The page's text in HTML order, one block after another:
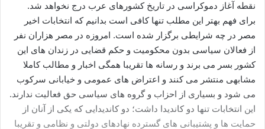
نقطه آغاز دموکراسی در تاریخ کشورهای عرب درج نخواهد شد.
برای فهم بهتر این مطلب تنها کافی است بدانیم که انتخابات اخیر
مصر در چه شرایطی برگزار شده است. امروزه در مصر هزاران نفر
از فعالان سیاسی بدون محکومیت و حکم قضایی در زندان های این
کشور بسر می برند و رسانه ها تقریبا همگی اخبار و مطالب کاملا
مشابهی منتشر می کنند و اعتراض های عمومی و خیابانی سرکوب
می شود و بسیاری از احزاب و گروه های سیاسی حق فعالیت ندارند.
این انتخابات تنها دو کاندیدا داشت؛ دو کاندیدایی که یکی از آنان از
حمایت ها و پشتیبانی های گسترده نهادهای دولتی و نظامی و تقریبا